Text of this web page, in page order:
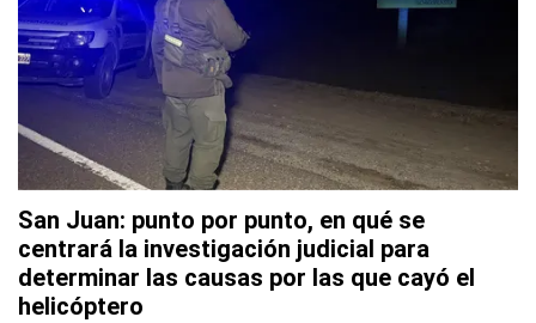
San Juan: punto por punto, en qué se
centrará la investigación judicial para
determinar las causas por las que cayó el
helicóptero